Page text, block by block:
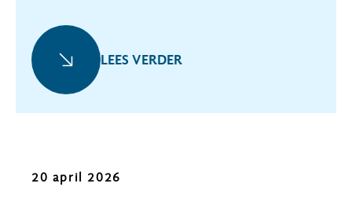
LEES VERDER
Oproep
20 april 2026